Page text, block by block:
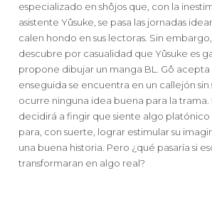
especializado en shôjos que, con la
asistente Yûsuke, se pasa las jornadas
calen hondo en sus lectoras. Sin
descubre por casualidad que Yûsuke es
propone dibujar un manga BL. Gô
enseguida se encuentra en un callejón sin
ocurre ninguna idea buena para la trama.
decidirá a fingir que siente algo platónico
para, con suerte, lograr estimular su
una buena historia. Pero ¿qué pasaría si
transformaran en algo real?